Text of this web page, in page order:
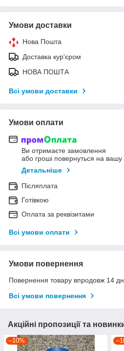
Умови доставки
Нова Пошта
Доставка кур'єром
НОВА ПОШТА
Всі умови доставки
Умови оплати
Ви отримаєте замовлення
або гроші повернуться на вашу
Детальніше
Післяплата
Готівкою
Оплата за реквізитами
Всі умови оплати
Умови повернення
Повернення товару впродовж 14
Всі умови повернення
Акційні пропозиції та
–10%